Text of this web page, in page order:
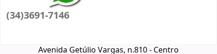
(34)3691-7146
Avenida Getúlio Vargas, n.810 - Centro